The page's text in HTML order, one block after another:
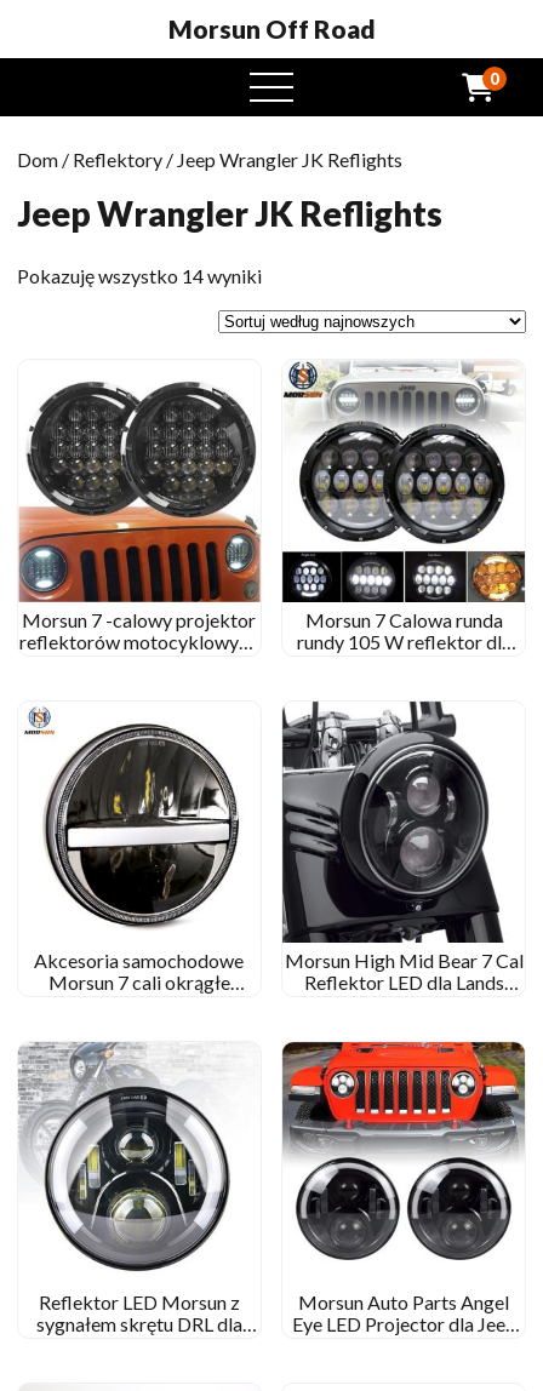
Morsun Off Road
Otwarte
menu
0
Dom / Reflektory / Jeep Wrangler JK Reflights
Jeep Wrangler JK Reflights
Pokazuję wszystko 14 wynikiPosortowane
najnowszych
Morsun 7 -calowy projektor
reflektorów motocyklowych
Morsun 7 Calowa runda
rundy 105 W reflektor dla
Akcesoria samochodowe
Morsun 7 cali okrągłe
JK TJ LJ
Morsun High Mid Bear 7 Cal
Reflektor LED dla Lands
Reflektor LED Morsun z
sygnałem skrętu DRL dla
Morsun Auto Parts Angel
Eye LED Projector dla Jeep